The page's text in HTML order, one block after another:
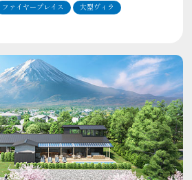
ファイヤープレイス 大型ヴィラ